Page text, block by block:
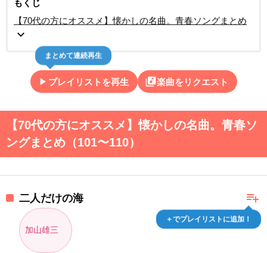
もくじ
【70代の方にオススメ】懐かしの名曲。青春ソングまとめ
expand_more
play_arrow プレイリストを再生
まとめて連続再生
library_music楽曲をリクエスト
【70代の方にオススメ】懐かしの名曲。青春ソ
ングまとめ（101〜110）
playlist_add
＋でプレイリストに追加！
二人だけの海
加山雄三